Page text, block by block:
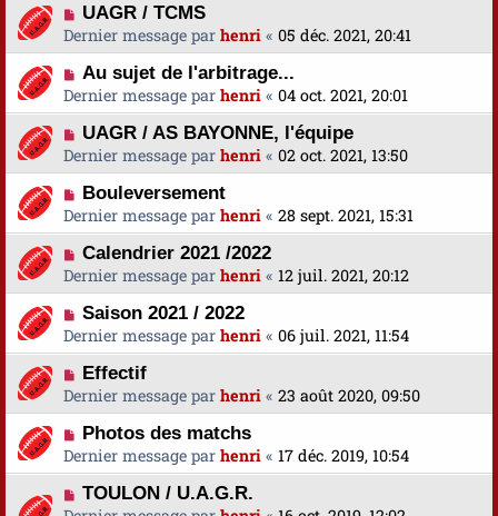
UAGR / TCMS
Dernier message par henri « 05 déc. 2021, 20:41
Au sujet de l'arbitrage...
Dernier message par henri « 04 oct. 2021, 20:01
UAGR / AS BAYONNE, l'équipe
Dernier message par henri « 02 oct. 2021, 13:50
Bouleversement
Dernier message par henri « 28 sept. 2021, 15:31
Calendrier 2021 /2022
Dernier message par henri « 12 juil. 2021, 20:12
Saison 2021 / 2022
Dernier message par henri « 06 juil. 2021, 11:54
Effectif
Dernier message par henri « 23 août 2020, 09:50
Photos des matchs
Dernier message par henri « 17 déc. 2019, 10:54
TOULON / U.A.G.R.